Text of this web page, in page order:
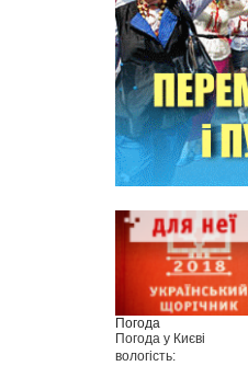
Погода
Погода у Києві
вологість: